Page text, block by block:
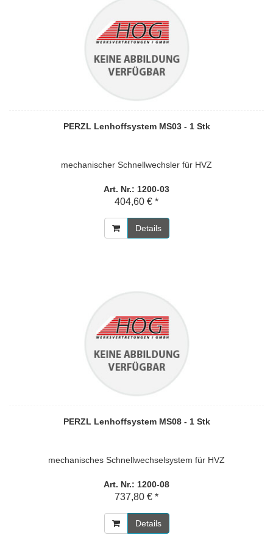
PERZL Lenhoffsystem MS03 - 1 Stk
mechanischer Schnellwechsler für HVZ
Art. Nr.: 1200-03
404,60 € *
Details
PERZL Lenhoffsystem MS08 - 1 Stk
mechanisches Schnellwechselsystem für HVZ
Art. Nr.: 1200-08
737,80 € *
Details